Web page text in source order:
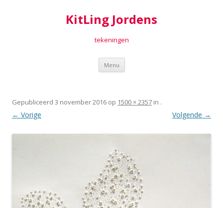
KitLing Jordens
tekeningen
Menu Spring
inhoud
Gepubliceerd 3 november 2016 op 1500 × 2357 in .
← Vorige Volgende →